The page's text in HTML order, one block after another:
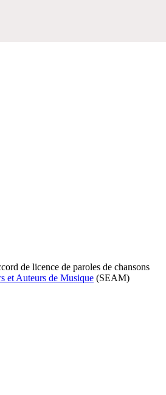
de licence de paroles de chansons
et Auteurs de Musique (SEAM)